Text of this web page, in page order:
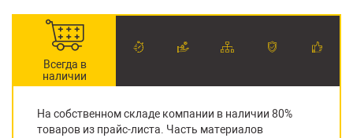
Всегда в
наличии
На собственном складе компании в наличии 80%
товаров из прайс-листа. Часть материалов